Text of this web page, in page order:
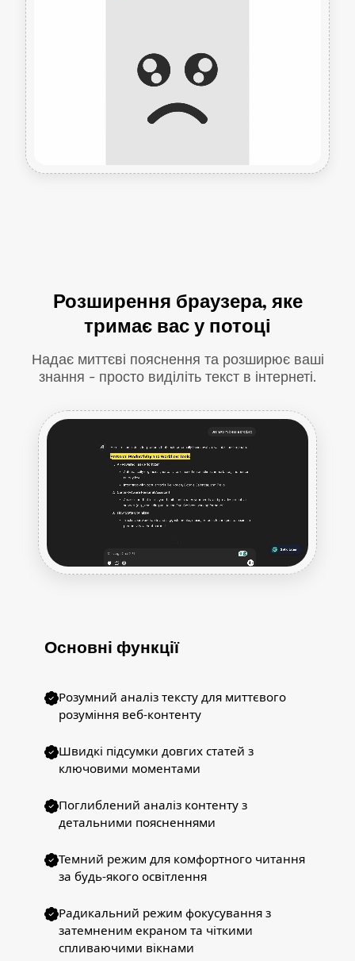
Розширення браузера, яке
тримає вас у потоці
Надає миттєві пояснення та розширює ваші
знання - просто виділіть текст в інтернеті.
Основні функції
Розумний аналіз тексту для миттєвого
розуміння веб-контенту
Швидкі підсумки довгих статей з
ключовими моментами
Поглиблений аналіз контенту з
детальними поясненнями
Темний режим для комфортного читання
за будь-якого освітлення
Радикальний режим фокусування з
затемненим екраном та чіткими
спливаючими вікнами